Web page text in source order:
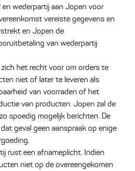
en wederpartij aan Jopen voor
vereiste gegevens en
en Jopen de
van wederpartij
het recht voor om orders te
niet of later te leveren als
van voorraden of het
van producten. Jopen zal de
spoedig mogelijk berichten. De
geval geen aanspraak op enige
rust een afnameplicht. Indien
niet op de overeengekomen